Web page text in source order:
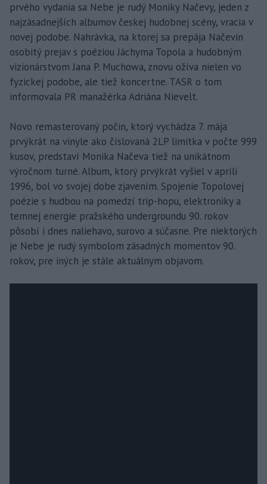
prvého vydania sa Nebe je rudý Moniky Načevy, jeden z
najzásadnejších albumov českej hudobnej scény, vracia v
novej podobe. Nahrávka, na ktorej sa prepája Načevin
osobitý prejav s poéziou Jáchyma Topola a hudobným
vizionárstvom Jana P. Muchowa, znovu ožíva nielen vo
fyzickej podobe, ale tiež koncertne. TASR o tom
informovala PR manažérka Adriána Nievelt.
Novo remasterovaný počin, ktorý vychádza 7. mája
prvýkrát na vinyle ako číslovaná 2LP limitka v počte 999
kusov, predstaví Monika Načeva tiež na unikátnom
výročnom turné. Album, ktorý prvýkrát vyšiel v apríli
1996, bol vo svojej dobe zjavením. Spojenie Topolovej
poézie s hudbou na pomedzí trip-hopu, elektroniky a
temnej energie pražského undergroundu 90. rokov
pôsobí i dnes naliehavo, surovo a súčasne. Pre niektorých
je Nebe je rudý symbolom zásadných momentov 90.
rokov, pre iných je stále aktuálnym objavom.